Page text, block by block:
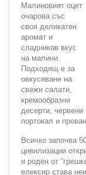
Малиновият оцет
очарова със
своя деликатен
аромат и
сладникав вкус
на малини.
Подходящ е за
овкусяване на
свежи салати,
кремообразни
десерти,
портокал и
Всичко започва
цивилизации
и роден от
елексир става